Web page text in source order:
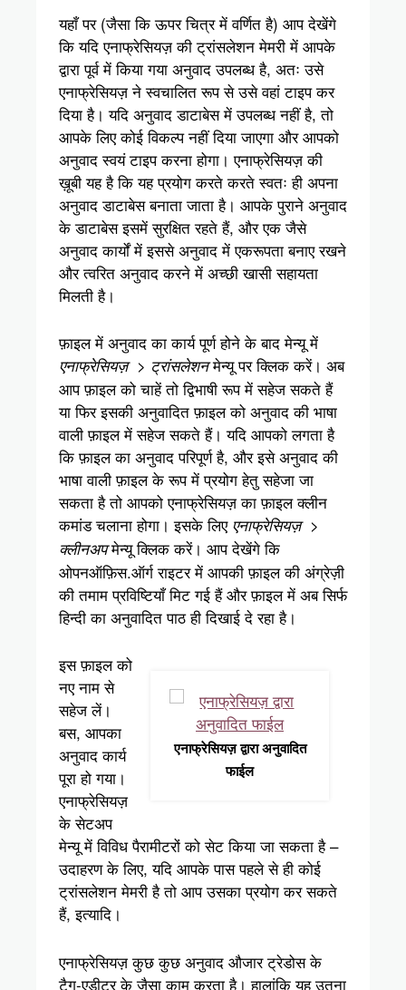
यहाँ पर (जैसा कि ऊपर चित्र में वर्णित है) आप देखेंगे
कि यदि एनाफ्रेसियज़ की ट्रांसलेशन मेमरी में आपके
द्वारा पूर्व में किया गया अनुवाद उपलब्ध है, अतः उसे
एनाफ्रेसियज़ ने स्वचालित रूप से उसे वहां टाइप कर
दिया है। यदि अनुवाद डाटाबेस में उपलब्ध नहीं है, तो
आपके लिए कोई विकल्प नहीं दिया जाएगा और आपको
अनुवाद स्वयं टाइप करना होगा। एनाफ्रेसियज़ की
ख़ूबी यह है कि यह प्रयोग करते करते स्वतः ही अपना
अनुवाद डाटाबेस बनाता जाता है। आपके पुराने अनुवाद
के डाटाबेस इसमें सुरक्षित रहते हैं, और एक जैसे
अनुवाद कार्यों में इससे अनुवाद में एकरूपता बनाए रखने
और त्वरित अनुवाद करने में अच्छी खासी सहायता
मिलती है।
फ़ाइल में अनुवाद का कार्य पूर्ण होने के बाद मेन्यू में
एनाफ्रेसियज़ > ट्रांसलेशनमेन्यू पर क्लिक करें। अब
आप फ़ाइल को चाहें तो द्विभाषी रूप में सहेज सकते हैं
या फिर इसकी अनुवादित फ़ाइल को अनुवाद की भाषा
वाली फ़ाइल में सहेज सकते हैं। यदि आपको लगता है
कि फ़ाइल का अनुवाद परिपूर्ण है, और इसे अनुवाद की
भाषा वाली फ़ाइल के रूप में प्रयोग हेतु सहेजा जा
सकता है तो आपको एनाफ्रेसियज़ का फ़ाइल क्लीन
कमांड चलाना होगा। इसके लिए एनाफ्रेसियज़ >
क्लीनअपमेन्यू क्लिक करें। आप देखेंगे कि
ओपनऑफ़िस.ऑर्ग राइटर में आपकी फ़ाइल की अंग्रेज़ी
की तमाम प्रविष्टियाँ मिट गई हैं और फ़ाइल में अब सिर्फ
हिन्दी का अनुवादित पाठ ही दिखाई दे रहा है।
एनाफ्रेसियज़ द्वारा अनुवादित
फाईल
इस फ़ाइल को
नए नाम से
सहेज लें।
बस, आपका
अनुवाद कार्य
पूरा हो गया।
एनाफ्रेसियज़
के सेटअप
मेन्यू में विविध पैरामीटरों को सेट किया जा सकता है –
उदाहरण के लिए, यदि आपके पास पहले से ही कोई
ट्रांसलेशन मेमरी है तो आप उसका प्रयोग कर सकते
हैं, इत्यादि।
एनाफ्रेसियज़ कुछ कुछ अनुवाद औजार ट्रेडोस के
टैग-एडीटर के जैसा काम करता है। हालांकि यह उतना